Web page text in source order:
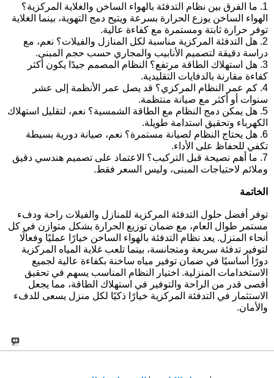
1. ما الفرق بين نظام التدفئة بالهواء الساخن والغلاية المركزية؟
الهواء الساخن يوزع الحرارة بسرعة ويتيح دمج التهوية، بينما الغلاية
توفر حرارة ثابتة ومستمرة مع كفاءة عالية.
2. هل التدفئة المركزية مناسبة لكل المنازل والفيلات؟
نعم، مع
دراسة دقيقة لتصميم الأنابيب والمجاري حسب حجم المبنى.
3. هل استهلاك الطاقة مرتفع؟
النظام المصمم جيدًا يكون أكثر
كفاءة مقارنة بالدفايات التقليدية.
4. كم عمر النظام المركزي؟
قد يصل عمر الأنظمة إلى عشر
سنوات أو أكثر مع صيانة منتظمة.
5. هل يمكن دمج النظام مع الطاقة الشمسية؟
نعم، لتقليل استهلاك
الكهرباء وتحقيق استدامة طويلة.
6. هل يحتاج النظام لصيانة مستمرة؟
نعم، صيانة دورية بسيطة
تكفي للحفاظ على الأداء.
7. ما أهم نصيحة قبل التركيب؟
الاعتماد على تصميم هندسي دقيق
وملائم لاحتياجات المبنى، وليس السعر فقط.
الخاتمة
توفر أفضل حلول التدفئة المركزية للمنازل والفيلات راحة ودفء
مستمر طوال العام، مع ضمان توزيع الحرارة بشكل متوازن في كل
أنحاء المنزل. يعد نظام التدفئة بالهواء الساخن خيارًا عمليًا وفعالًا
لتوفير تدفئة سريعة ومتجانسة، بينما تلعب غلاية المياه المركزية
دورًا أساسيًا في ضمان توفير مياه ساخنة بكفاءة عالية لجميع
الاستخدامات المنزلية. اختيار النظام المناسب يسهم في تحقيق
أقصى قدر من الراحة والتوفير في استهلاك الطاقة، مما يجعل
الاستثمار في التدفئة المركزية خيارًا ذكيًا لكل منزل يسعى للدفء
والأمان.